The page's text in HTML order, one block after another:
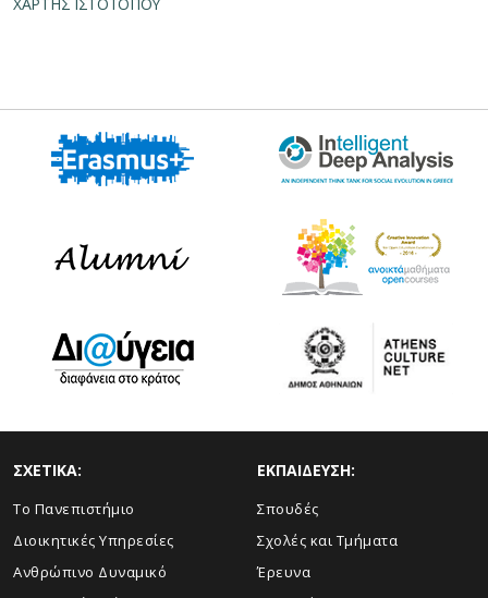
ΣΧΕΤΙΚΑ:
Το Πανεπιστήμιο
Διοικητικές Υπηρεσίες
Ανθρώπινο Δυναμικό
ΕΚΠΑΙΔΕΥΣΗ:
Σπουδές
Σχολές και Τμήματα
Έρευνα